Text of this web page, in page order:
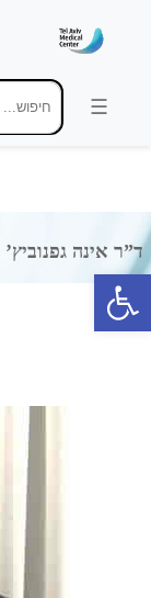
פתח סרגל נגישות